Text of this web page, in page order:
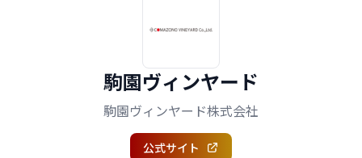
駒園ヴィンヤード
駒園ヴィンヤード株式会社
公式サイト